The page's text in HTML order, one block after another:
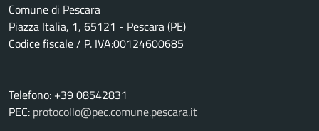
Comune di Pescara
Piazza Italia, 1, 65121 - Pescara (PE)
Codice fiscale / P. IVA:00124600685
Telefono: +39 08542831
PEC: protocollo@pec.comune.pescara.it